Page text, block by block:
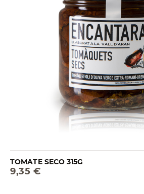
TOMATE SECO 315G
9,35 €